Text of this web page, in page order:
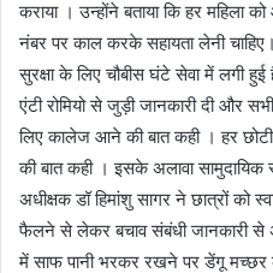
कराया । उन्होंने बताया कि हर महिला
नंबर पर काल करके सहायता लेनी
सुरक्षा के लिए चौबीस घंटे सेवा में लगी
एंटी रोमियो से जुड़ी जानकारी दी और
लिए कालेज आने की बात कही । हर
की बात कही । इसके अलावा
अधीक्षक डॉ हिमांशु सागर ने छात्रों को
फैलने से लेकर बचाव संबंधी जानकारी से
में साफ पानी भरकर रखने पर डेंगू मच्छर